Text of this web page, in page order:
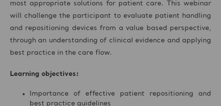
most appropriate solutions for patient care. This webinar
will challenge the participant to evaluate patient handling
and repositioning devices from a value based perspective,
through an understanding of clinical evidence and applying
best practice in the care flow.
Learning objectives:
Importance of effective patient repositioning and
best practice guidelines